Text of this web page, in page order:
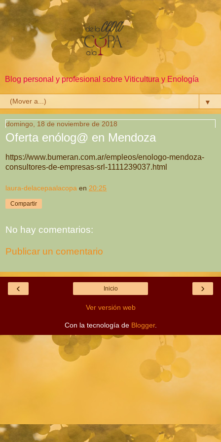
Blog personal y profesional sobre Viticultura y Enología
▼
domingo, 18 de noviembre de 2018
Oferta enólog@ en Mendoza
https://www.bumeran.com.ar/empleos/enologo-mendoza-
consultores-de-empresas-srl-1111239037.html
laura-delacepaalacopa en 20:25
Compartir
No hay comentarios:
Publicar un comentario
‹ ›
Inicio
Ver versión web
Con la tecnología de Blogger.